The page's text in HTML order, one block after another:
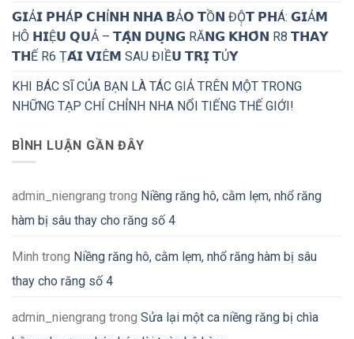
𝗚𝗜Ả𝗜 𝗣𝗛Á𝗣 𝗖𝗛Ỉ𝗡𝗛 𝗡𝗛𝗔 𝗕Ả𝗢 𝗧Ồ𝗡 ĐỘ̣𝗧 𝗣𝗛Á: 𝗚𝗜Ả𝗠
HÔ 𝗛𝗜Ệ𝗨 𝗤𝗨Ả – 𝗧𝗔̣̂𝗡 𝗗𝗨̣𝗡𝗚 RĂ𝗡𝗚 𝗞𝗛𝗢̂𝗡 R8 𝗧𝗛𝗔𝗬
𝗧𝗛Ế R6 Ṭ𝗔́𝗜 𝗩𝗜Ê𝗠 SAU ĐIỀ𝗨 𝗧𝗥𝗜̣ 𝗧Ủ𝗬
KHI BÁC SĨ CỦA BẠN LÀ TÁC GIẢ TRÊN MỘT TRONG
NHỮNG TẠP CHÍ CHỈNH NHA NỔI TIẾNG THẾ GIỚI!
BÌNH LUẬN GẦN ĐÂY
admin_niengrang trong Niềng răng hô, cằm lẹm, nhổ răng
hàm bị sâu thay cho răng số 4
Minh trong Niềng răng hô, cằm lẹm, nhổ răng hàm bị sâu
thay cho răng số 4
admin_niengrang trong Sửa lại một ca niềng răng bị chìa